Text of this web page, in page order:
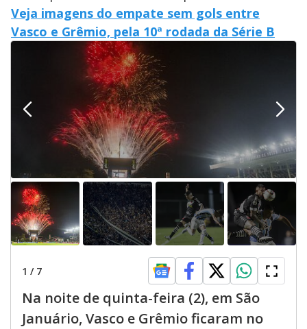
Veja imagens do empate sem gols entre
Vasco e Grêmio, pela 10ª rodada da Série B
1 / 7
Na noite de quinta-feira (2), em São
Januário, Vasco e Grêmio ficaram no